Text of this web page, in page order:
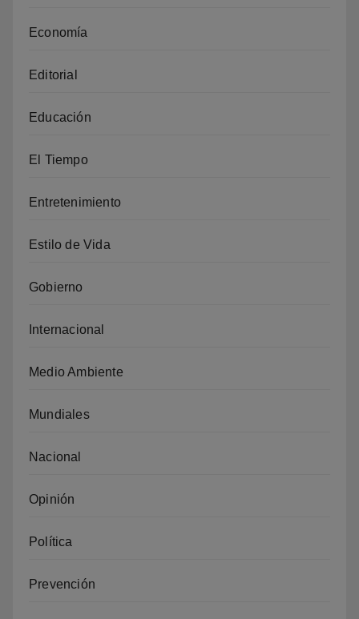
Economía
Editorial
Educación
El Tiempo
Entretenimiento
Estilo de Vida
Gobierno
Internacional
Medio Ambiente
Mundiales
Nacional
Opinión
Política
Prevención